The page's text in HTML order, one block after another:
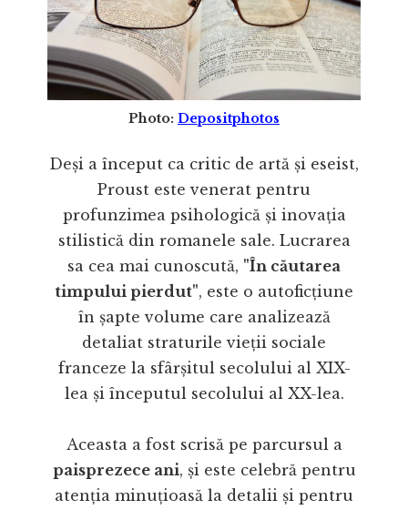
Photo: Depositphotos
Deși a început ca critic de artă și eseist,
Proust este venerat pentru
profunzimea psihologică și inovația
stilistică din romanele sale. Lucrarea
sa cea mai cunoscută, "În căutarea
timpului pierdut", este o autoficțiune
în șapte volume care analizează
detaliat straturile vieții sociale
franceze la sfârșitul secolului al XIX-
lea și începutul secolului al XX-lea.
Aceasta a fost scrisă pe parcursul a
paisprezece ani, și este celebră pentru
atenția minuțioasă la detalii și pentru